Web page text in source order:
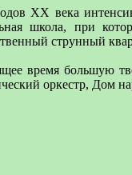
XX века
школа, при
струнный
время большую
оркестр, Дом